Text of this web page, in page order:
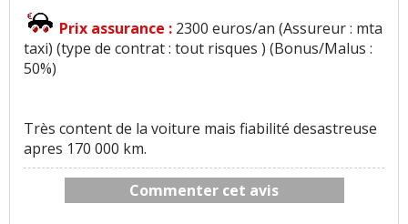
Prix assurance : 2300 euros/an (Assureur : mta
taxi) (type de contrat : tout risques ) (Bonus/Malus :
50%)
Très content de la voiture mais fiabilité desastreuse
apres 170 000 km.
Commenter cet avis